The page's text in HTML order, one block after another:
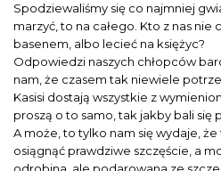
Spodziewaliśmy się co najmniej
marzyć, to na całego. Kto z nas nie
basenem, albo lecieć na księżyc?
Odpowiedzi naszych chłopców
nam, że czasem tak niewiele
Kasisi dostają wszystkie z
proszą o to samo, tak jakby bali się
A może, to tylko nam się wydaje,
osiągnąć prawdziwe szczęście, a